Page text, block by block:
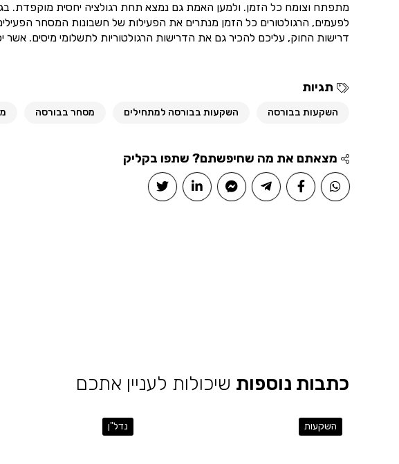
מתפתח וצומח כל הזמן. ולמען האמת גם נמצא תחת רגולציה יחסית מוקפדת.
לפעמים, הרגולטורים כל הזמן מנתרים את הפעילות של חשבונות המסחר
דרישות החוק, עליכם להכיר גם את הדרישות הרגולטוריות לתשלומי מיסים. אשר
תגיות
השקעות בבורסה השקעות בבורסה למתחילים מסחר בבורסה
מצאתם את מה שחיפשתם? שתפו בקליק
כתבות נוספות שיכולות לעניין אתכם
השקעות נדל"ן